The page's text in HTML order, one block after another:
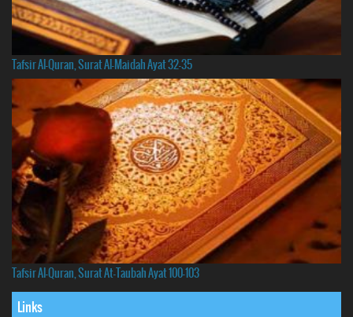
Tafsir Al-Quran, Surat Al-Maidah Ayat 32-35
Tafsir Al-Quran, Surat At-Taubah Ayat 100-103
Links